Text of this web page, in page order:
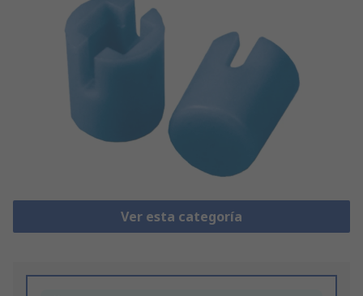
Ver esta categoría